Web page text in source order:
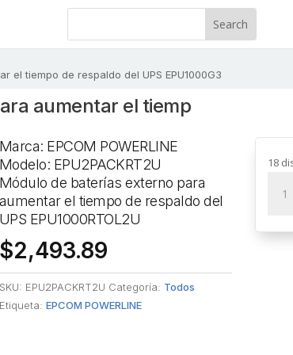
el tiempo de respaldo del UPS EPU1000G3
aumentar el tiemp
Marca: EPCOM POWERLINE
Modelo: EPU2PACKRT2U
Módulo de baterías externo para
aumentar el tiempo de respaldo del
UPS EPU1000RTOL2U
$2,493.89
SKU: EPU2PACKRT2U Categoría: Todos
Etiqueta: EPCOM POWERLINE
18